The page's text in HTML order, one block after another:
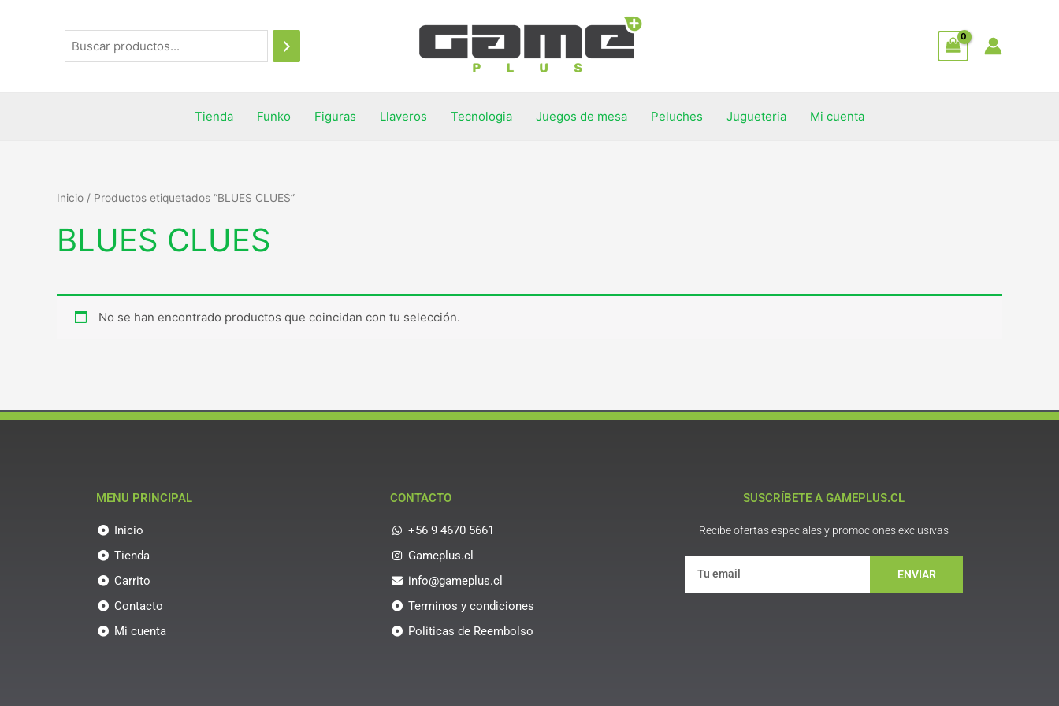
Tienda Funko Figuras Llaveros Tecnologia Juegos de mesa Peluches Jugueteria Mi cuenta
Inicio / Productos etiquetados “BLUES CLUES”
BLUES CLUES
No se han encontrado productos que coincidan con tu selección.
MENU PRINCIPAL
Inicio
Tienda
Carrito
Contacto
Mi cuenta
CONTACTO
+56 9 4670 5661
Gameplus.cl
info@gameplus.cl
Terminos y condiciones
Politicas de Reembolso
SUSCRÍBETE A GAMEPLUS.CL
Recibe ofertas especiales y promociones exclusivas
ENVIAR